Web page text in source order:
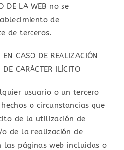
DE LA WEB no se
de
de terceros.
EN CASO DE REALIZACIÓN
DE CARÁCTER ILÍCITO
usuario o un tercero
o circunstancias que
de la utilización de
de la realización de
las páginas web incluidas o